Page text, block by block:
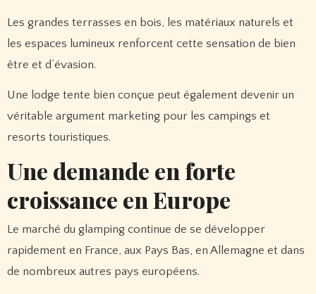
Les grandes terrasses en bois, les matériaux naturels et
les espaces lumineux renforcent cette sensation de bien
être et d’évasion.
Une lodge tente bien conçue peut également devenir un
véritable argument marketing pour les campings et
resorts touristiques.
Une demande en forte
croissance en Europe
Le marché du glamping continue de se développer
rapidement en France, aux Pays Bas, en Allemagne et dans
de nombreux autres pays européens.